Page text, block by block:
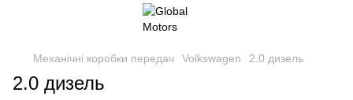
Механічні коробки передач Volkswagen 2.0 дизель
2.0 дизель